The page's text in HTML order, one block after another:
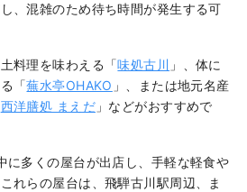
、混雑のため待ち時間が発生する可
料理を味わえる「味処古川 」、体に
「蕪水亭OHAKO 」、または地元名産
西洋膳処 まえだ 」などがおすすめで
に多くの屋台が出店し、手軽な軽食や
れらの屋台は、飛騨古川駅周辺、ま